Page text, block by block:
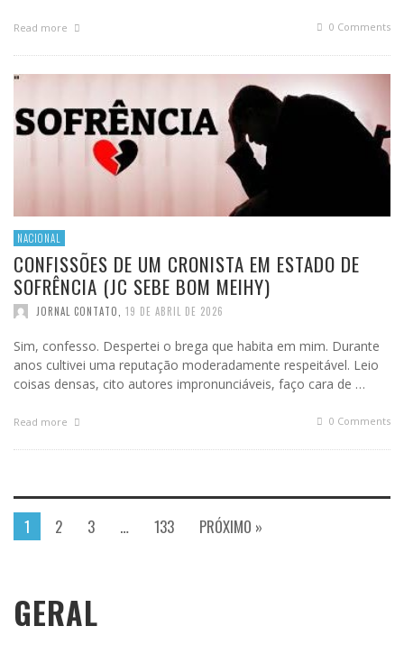
Read more 0 Comments
NACIONAL
CONFISSÕES DE UM CRONISTA EM ESTADO DE
SOFRÊNCIA (JC SEBE BOM MEIHY)
JORNAL CONTATO 19 DE ABRIL DE 2026
Sim, confesso. Despertei o brega que habita em mim. Durante
anos cultivei uma reputação moderadamente respeitável. Leio
coisas densas, cito autores impronunciáveis, faço cara de …
Read more 0 Comments
1 2 3 … 133 PRÓXIMO »
GERAL